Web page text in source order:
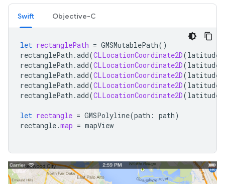
Swift Objective-C
let rectanglePath = GMSMutablePath()
rectanglePath .add(CLLocationCoordinate2D(latitude
rectanglePath .add(CLLocationCoordinate2D(latitude
rectanglePath .add(CLLocationCoordinate2D(latitude
rectanglePath .add(CLLocationCoordinate2D(latitude
rectanglePath .add(CLLocationCoordinate2D(latitude
let rectangle = GMSPolyline(path : path)
rectangle.map = mapView